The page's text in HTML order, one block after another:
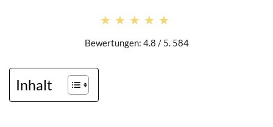
★★★★★
★★★★★
Bewertungen: 4.8 / 5. 584
Inhalt